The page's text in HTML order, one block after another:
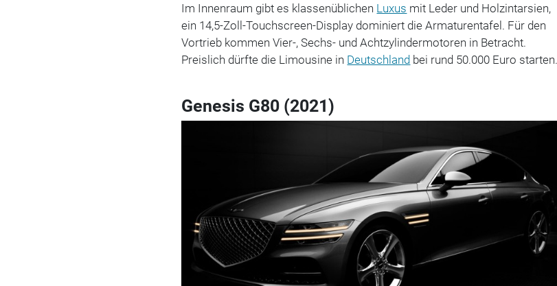
Im Innenraum gibt es klassenüblichen Luxus mit Leder und Holzintarsien,
ein 14,5-Zoll-Touchscreen-Display dominiert die Armaturentafel. Für den
Vortrieb kommen Vier-, Sechs- und Achtzylindermotoren in Betracht.
Preislich dürfte die Limousine in Deutschland bei rund 50.000 Euro starten.
Genesis G80 (2021)